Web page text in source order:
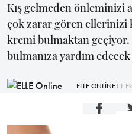
Kış gelmeden önleminizi
çok zarar gören ellerinizi
kremi bulmaktan
bulmanıza yardım
ELLE ONLİNE11